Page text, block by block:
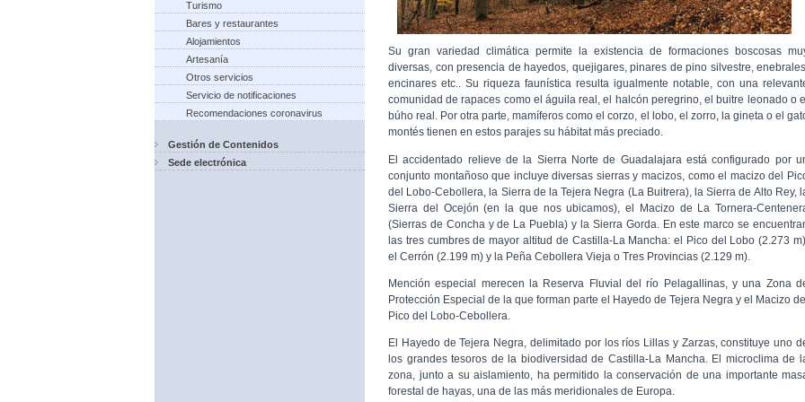
Turismo
Bares y restaurantes
Alojamientos
Artesanía
Otros servicios
Servicio de notificaciones
Recomendaciones coronavirus
Gestión de Contenidos
Sede electrónica
Su gran variedad climática permite la existencia de formaciones boscosas
diversas, con presencia de hayedos, quejigares, pinares de pino silvestre,
encinares etc.. Su riqueza faunística resulta igualmente notable, con una
comunidad de rapaces como el águila real, el halcón peregrino, el buitre leonado o el
búho real. Por otra parte, mamíferos como el corzo, el lobo, el zorro, la gineta o el
montés tienen en estos parajes su hábitat más preciado.
El accidentado relieve de la Sierra Norte de Guadalajara está configurado por
conjunto montañoso que incluye diversas sierras y macizos, como el macizo del
del Lobo-Cebollera, la Sierra de la Tejera Negra (La Buitrera), la Sierra de Alto Rey,
Sierra del Ocejón (en la que nos ubicamos), el Macizo de La Tornera-
(Sierras de Concha y de La Puebla) y la Sierra Gorda. En este marco se
las tres cumbres de mayor altitud de Castilla-La Mancha: el Pico del Lobo (2.273 m),
el Cerrón (2.199 m) y la Peña Cebollera Vieja o Tres Provincias (2.129 m).
Mención especial merecen la Reserva Fluvial del río Pelagallinas, y una Zona
Protección Especial de la que forman parte el Hayedo de Tejera Negra y el Macizo
Pico del Lobo-Cebollera.
El Hayedo de Tejera Negra, delimitado por los ríos Lillas y Zarzas, constituye uno
los grandes tesoros de la biodiversidad de Castilla-La Mancha. El microclima de
zona, junto a su aislamiento, ha permitido la conservación de una importante
forestal de hayas, una de las más meridionales de Europa.